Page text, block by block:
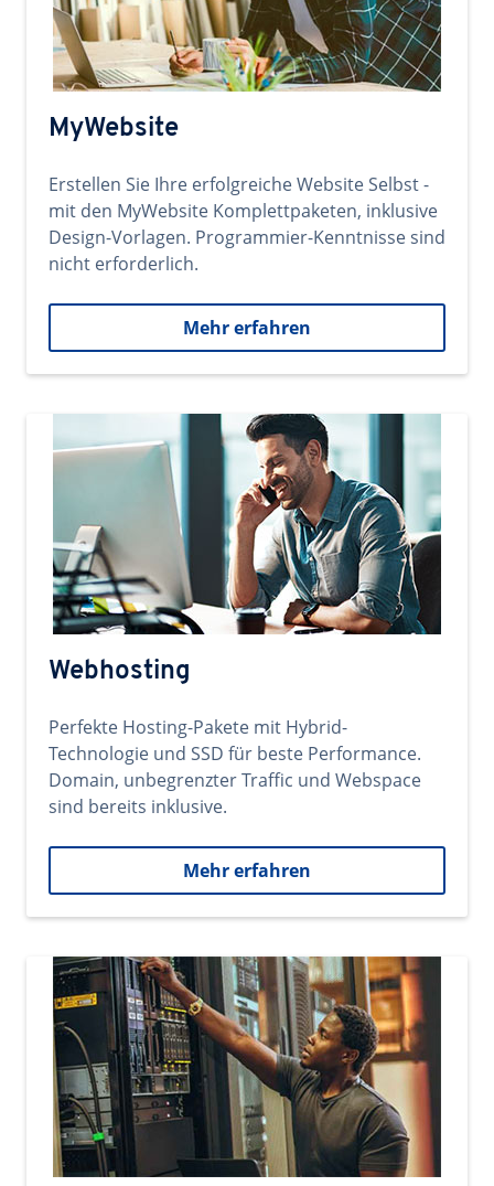
MyWebsite
Erstellen Sie Ihre erfolgreiche Website Selbst -
mit den MyWebsite Komplettpaketen, inklusive
Design-Vorlagen. Programmier-Kenntnisse sind
nicht erforderlich.
Mehr erfahren
Webhosting
Perfekte Hosting-Pakete mit Hybrid-
Technologie und SSD für beste Performance.
Domain, unbegrenzter Traffic und Webspace
sind bereits inklusive.
Mehr erfahren